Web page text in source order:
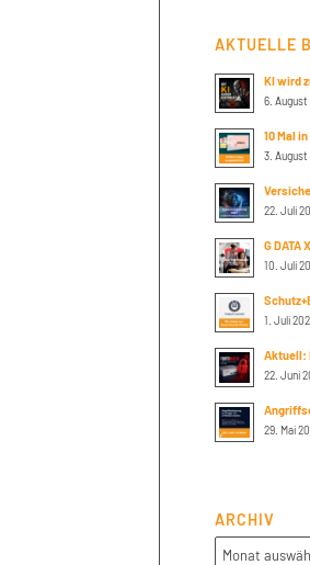
AKTUELLE
KI wird
6.
10 Mal
3. August
22. Juli
G DATA
10. Juli
1. Juli
Aktuell:
22. Juni
29. Mai
ARCHIV